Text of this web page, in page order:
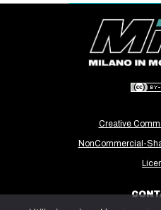
Creative
NonCommercial-